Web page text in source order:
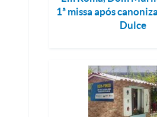
1ª missa após
Dulce